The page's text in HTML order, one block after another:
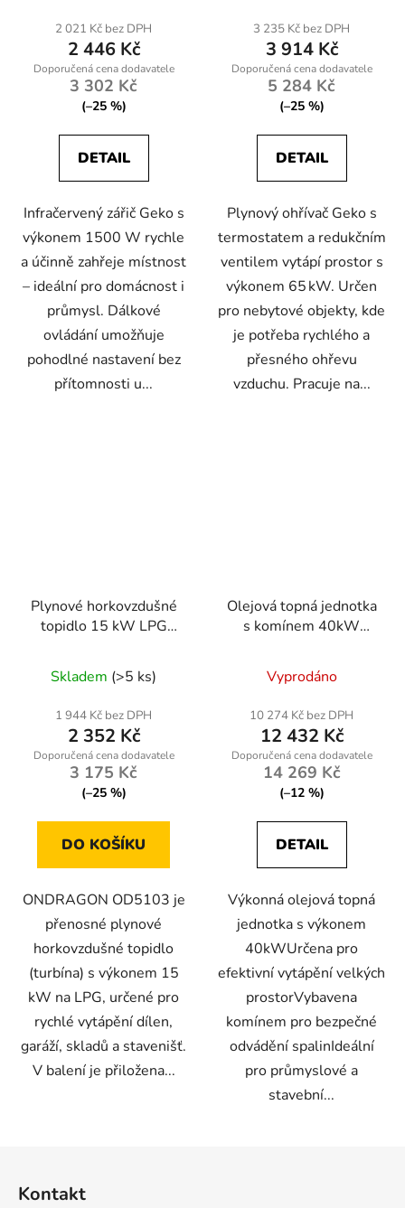
2 021 Kč bez DPH
2 446 Kč
3 302 Kč
(–25 %)
DETAIL
Infračervený zářič Geko s
výkonem 1500 W rychle
a účinně zahřeje místnost
– ideální pro domácnost i
průmysl. Dálkové
ovládání umožňuje
pohodlné nastavení bez
přítomnosti u...
3 235 Kč bez DPH
3 914 Kč
5 284 Kč
(–25 %)
DETAIL
Plynový ohřívač Geko s
termostatem a redukčním
ventilem vytápí prostor s
výkonem 65 kW. Určen
pro nebytové objekty, kde
je potřeba rychlého a
přesného ohřevu
vzduchu. Pracuje na...
Plynové horkovzdušné
topidlo 15 kW LPG
(hadice + regulátor)
Skladem (>5 ks)
1 944 Kč bez DPH
2 352 Kč
3 175 Kč
(–25 %)
DO KOŠÍKU
ONDRAGON OD5103 je
přenosné plynové
horkovzdušné topidlo
(turbína) s výkonem 15
kW na LPG, určené pro
rychlé vytápění dílen,
garáží, skladů a stavenišť.
V balení je přiložena...
Olejová topná jednotka
s komínem 40kW
40SKN
Vyprodáno
10 274 Kč bez DPH
12 432 Kč
14 269 Kč
(–12 %)
DETAIL
Výkonná olejová topná
jednotka s výkonem
40kWUrčena pro
efektivní vytápění velkých
prostorVybavena
komínem pro bezpečné
odvádění spalinIdeální
pro průmyslové a
stavební...
Kontakt